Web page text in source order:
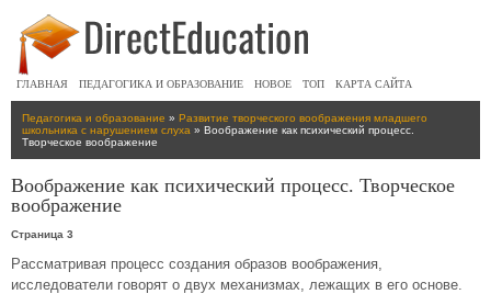
ГЛАВНАЯ ПЕДАГОГИКА И ОБРАЗОВАНИЕ НОВОЕ ТОП КАРТА САЙТА
Педагогика и образование » Развитие творческого воображения младшего
школьника с нарушением слуха » Воображение как психический процесс.
Творческое воображение
Воображение как психический процесс. Творческое
воображение
Страница 3
Рассматривая процесс создания образов воображения,
исследователи говорят o двух механизмах, лежащих в его основе.